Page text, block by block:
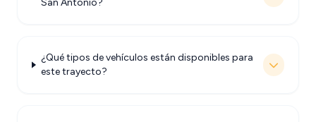
San Antonio?
¿Qué tipos de vehículos están disponibles para
este trayecto?